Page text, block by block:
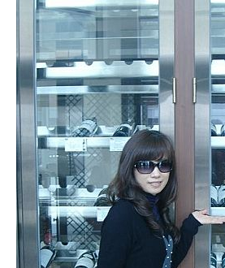
座、
落
客
及
遊
雜
誌
專
欄、